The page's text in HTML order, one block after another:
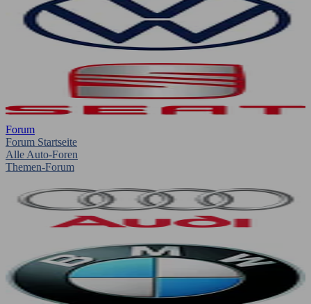
Forum
Forum Startseite
Alle Auto-Foren
Themen-Forum